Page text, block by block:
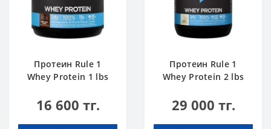
Протеин Rule 1
Whey Protein 1 lbs
16 600 тг.
Протеин Rule 1
Whey Protein 2 lbs
Мороженое
29 000 тг.